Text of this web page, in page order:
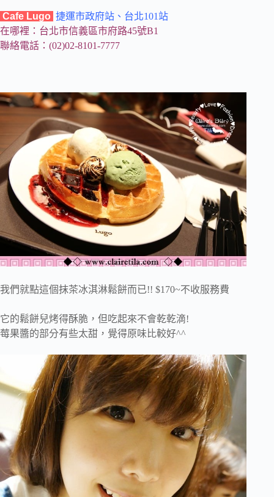
Cafe Lugo 捷運市政府站、台北101站
在哪裡：台北市信義區市府路45號B1
聯絡電話：(02)02-8101-7777
我們就點這個抹茶冰淇淋鬆餅而已!! $170~不收服務費
它的鬆餅兒烤得酥脆，但吃起來不會乾乾滴!
莓果醬的部分有些太甜，覺得原味比較好^^